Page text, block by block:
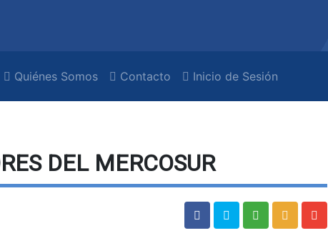
Quiénes Somos Contacto Inicio de Sesión
DEL MERCOSUR